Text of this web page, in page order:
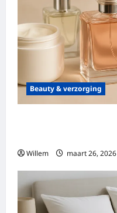
Beauty & verzorging
Willem maart 26, 2026